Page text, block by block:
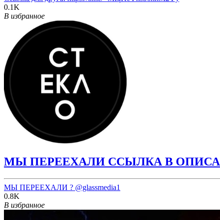
0.1K
В избранное
МЫ ПЕРЕЕХАЛИ ССЫЛКА В
МЫ ПЕРЕЕХАЛИ ? @glassmedia1
0.8K
В избранное